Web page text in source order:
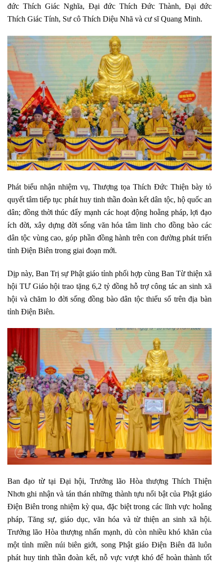
đức Thích Giác Nghĩa, Đại đức Thích Đức Thành, Đại đức
Thích Giác Tính, Sư cô Thích Diệu Nhã và cư sĩ Quang Minh.
Phát biểu nhận nhiệm vụ, Thượng tọa Thích Đức Thiện bày tỏ
quyết tâm tiếp tục phát huy tinh thần đoàn kết dân tộc, hộ quốc an
dân; đồng thời thúc đẩy mạnh các hoạt động hoằng pháp, lợi đạo
ích đời, xây dựng đời sống văn hóa tâm linh cho đồng bào các
dân tộc vùng cao, góp phần đồng hành trên con đường phát triển
tỉnh Điện Biên trong giai đoạn mới.
Dịp này, Ban Trị sự Phật giáo tỉnh phối hợp cùng Ban Từ thiện xã
hội TƯ Giáo hội trao tặng 6,2 tỷ đồng hỗ trợ công tác an sinh xã
hội và chăm lo đời sống đồng bào dân tộc thiểu số trên địa bàn
tỉnh Điện Biên.
Ban đạo từ tại Đại hội, Trưởng lão Hòa thượng Thích Thiện
Nhơn ghi nhận và tán thán những thành tựu nổi bật của Phật giáo
Điện Biên trong nhiệm kỳ qua, đặc biệt trong các lĩnh vực hoằng
pháp, Tăng sự, giáo dục, văn hóa và từ thiện an sinh xã hội.
Trưởng lão Hòa thượng nhấn mạnh, dù còn nhiều khó khăn của
một tỉnh miền núi biên giới, song Phật giáo Điện Biên đã luôn
phát huy tinh thần đoàn kết, nỗ vực vượt khó để hoàn thành tốt